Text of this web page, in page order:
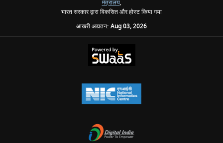
मंत्रालय,
भारत सरकार द्वारा विकसित और होस्ट किया गया
आखरी अद्यतन: Aug 03, 2026